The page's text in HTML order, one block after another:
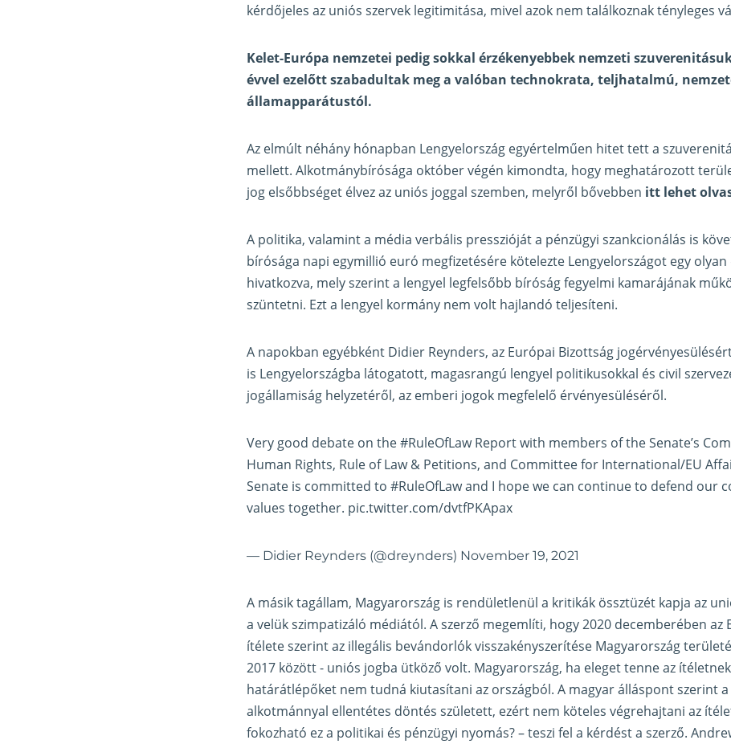
kérdőjeles az uniós szervek legitimitása, mivel azok nem találkoznak tényleges
Kelet-Európa nemzetei pedig sokkal érzékenyebbek nemzeti
évvel ezelőtt szabadultak meg a valóban technokrata, teljhatalmú,
államapparátustól.
Az elmúlt néhány hónapban Lengyelország egyértelműen hitet tett a
mellett. Alkotmánybírósága október végén kimondta, hogy meghatározott
jog elsőbbséget élvez az uniós joggal szemben, melyről bővebben itt lehet
A politika, valamint a média verbális presszióját a pénzügyi szankcionálás is
bírósága napi egymillió euró megfizetésére kötelezte Lengyelországot egy
hivatkozva, mely szerint a lengyel legfelsőbb bíróság fegyelmi kamarájának
szüntetni. Ezt a lengyel kormány nem volt hajlandó teljesíteni.
A napokban egyébként Didier Reynders, az Európai Bizottság
is Lengyelországba látogatott, magasrangú lengyel politikusokkal és civil
jogállamiság helyzetéről, az emberi jogok megfelelő érvényesüléséről.
Very good debate on the#RuleOfLawReport with members of the Senate’s
Human Rights, Rule of Law & Petitions, and Committee for International/EU
Senate is committed to #RuleOfLawand I hope we can continue to defend our
values together. pic.twitter.com/dvtfPKApax
— Didier Reynders (@dreynders) November 19, 2021
A másik tagállam, Magyarország is rendületlenül a kritikák össztüzét kapja az
a velük szimpatizáló médiától. A szerző megemlíti, hogy 2020 decemberében az
ítélete szerint az illegális bevándorlók visszakényszerítése Magyarország
2017 között - uniós jogba ütköző volt. Magyarország, ha eleget tenne az
határátlépőket nem tudná kiutasítani az országból. A magyar álláspont szerint
alkotmánnyal ellentétes döntés született, ezért nem köteles végrehajtani az
fokozható ez a politikai és pénzügyi nyomás? – teszi fel a kérdést a szerző.